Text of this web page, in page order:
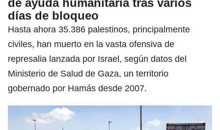
días de bloqueo
Hasta ahora 35.386 palestinos, principalmente
civiles, han muerto en la vasta ofensiva de
represalia lanzada por Israel, según datos del
Ministerio de Salud de Gaza, un territorio
gobernado por Hamás desde 2007.